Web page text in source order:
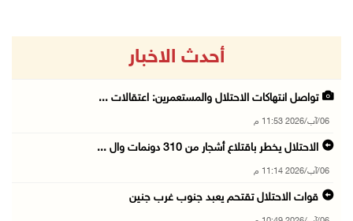
أحدث الاخبار
تواصل انتهاكات الاحتلال والمستعمرين: اعتقالات ...
06/آب/2026 11:53 م
الاحتلال يخطر باقتلاع أشجار من 310 دونمات وال ...
06/آب/2026 11:14 م
قوات الاحتلال تقتحم يعبد جنوب غرب جنين